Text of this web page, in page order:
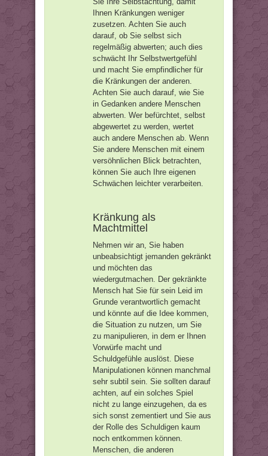
Ihnen Kränkungen weniger
zusetzen. Achten Sie auch
darauf, ob Sie selbst sich
regelmäßig abwerten; auch dies
schwächt Ihr Selbstwertgefühl
und macht Sie empfindlicher für
die Kränkungen der anderen.
Achten Sie auch darauf, wie Sie
in Gedanken andere Menschen
abwerten. Wer befürchtet, selbst
abgewertet zu werden, wertet
auch andere Menschen ab. Wenn
Sie andere Menschen mit einem
versöhnlichen Blick betrachten,
können Sie auch Ihre eigenen
Schwächen leichter verarbeiten.
Kränkung als
Machtmittel
Nehmen wir an, Sie haben
unbeabsichtigt jemanden gekränkt
und möchten das
wiedergutmachen. Der gekränkte
Mensch hat Sie für sein Leid im
Grunde verantwortlich gemacht
und könnte auf die Idee kommen,
die Situation zu nutzen, um Sie
zu manipulieren, in dem er Ihnen
Vorwürfe macht und
Schuldgefühle auslöst. Diese
Manipulationen können manchmal
sehr subtil sein. Sie sollten darauf
achten, auf ein solches Spiel
nicht zu lange einzugehen, da es
sich sonst zementiert und Sie aus
der Rolle des Schuldigen kaum
noch entkommen können.
Menschen, die anderen